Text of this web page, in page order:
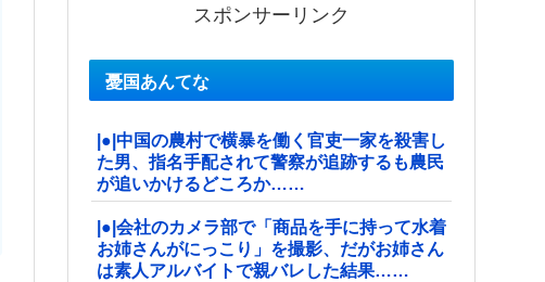
スポンサーリンク
憂国あんてな
|●|中国の農村で横暴を働く官吏一家を殺害し
た男、指名手配されて警察が追跡するも農民
が追いかけるどころか……
|●|会社のカメラ部で「商品を手に持って水着
お姉さんがにっこり」を撮影、だがお姉さん
は素人アルバイトで親バレした結果……